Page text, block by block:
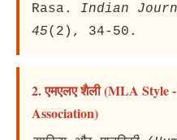
Rasa. Indian
45(2), 34-50.
2. एमएलए शैली (MLA Style
Association)